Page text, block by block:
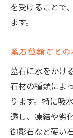
を受けることで
ます。
墓石種類ごと
墓石に水をかけ
石材の種類によ
ります。特に吸
透し、凍結や劣
御影石など硬い